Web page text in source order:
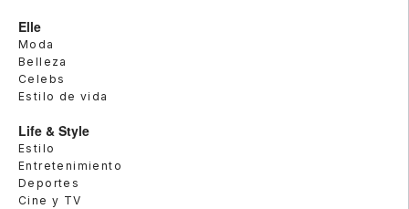
Elle
Moda
Belleza
Celebs
Estilo de vida
Life & Style
Estilo
Entretenimiento
Deportes
Cine y TV